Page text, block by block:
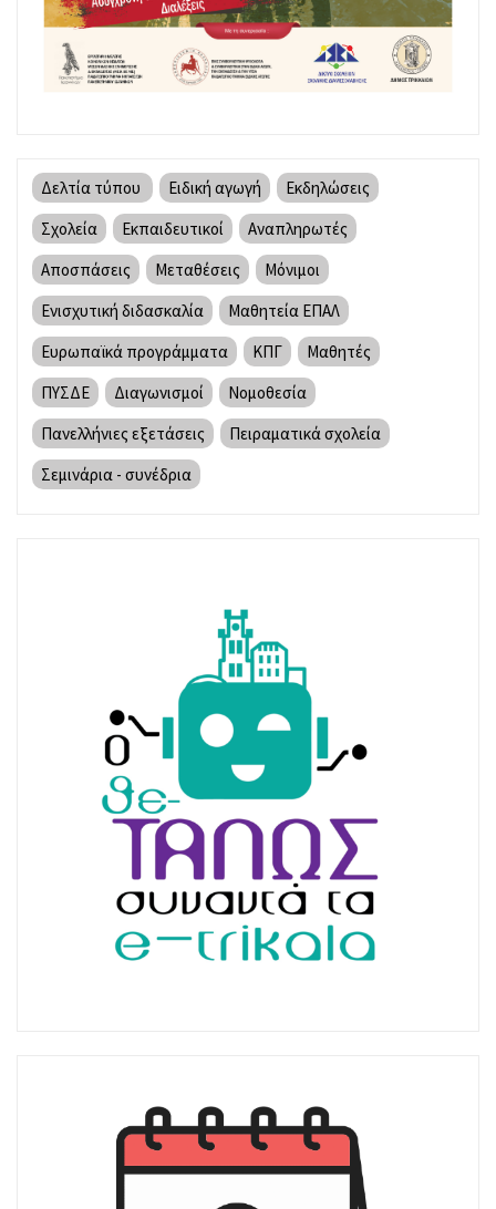
Δελτία τύπου Ειδική αγωγή
Εκδηλώσεις
Σχολεία
Εκπαιδευτικοί
Αναπληρωτές
Αποσπάσεις
Μεταθέσεις
Μόνιμοι
Ενισχυτική διδασκαλία
Μαθητεία ΕΠΑΛ
Ευρωπαϊκά προγράμματα
ΚΠΓ
Μαθητές
ΠΥΣΔΕ
Διαγωνισμοί
Νομοθεσία
Πανελλήνιες εξετάσεις
Πειραματικά σχολεία
Σεμινάρια - συνέδρια